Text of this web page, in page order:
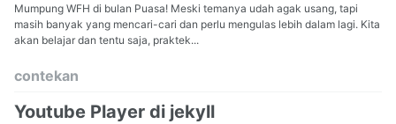
Mumpung WFH di bulan Puasa! Meski temanya udah agak usang, tapi
masih banyak yang mencari-cari dan perlu mengulas lebih dalam lagi. Kita
akan belajar dan tentu saja, praktek...
contekan
Youtube Player di jekyll